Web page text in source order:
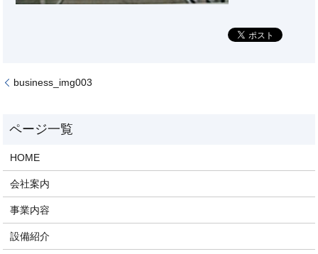
business_img003
HOME
会社案内
事業内容
設備紹介